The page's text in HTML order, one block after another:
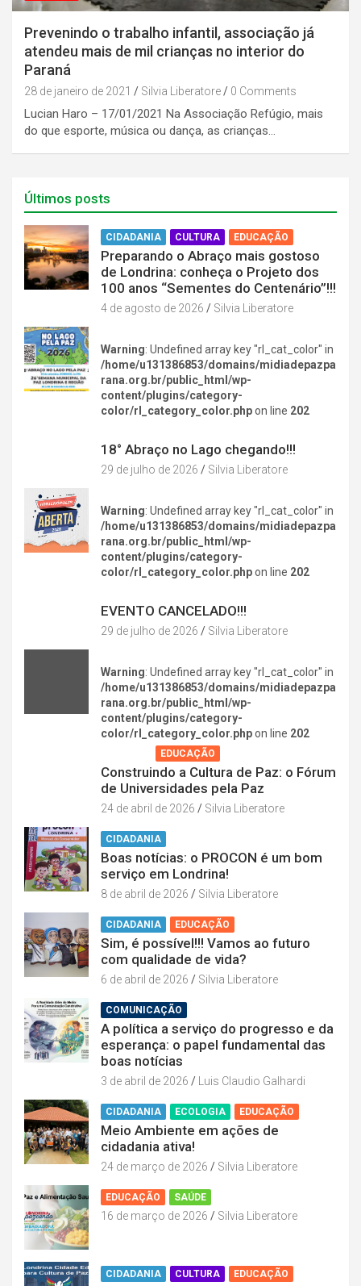
Prevenindo o trabalho infantil, associação já
atendeu mais de mil crianças no interior do
Paraná
28 de janeiro de 2021 Silvia Liberatore 0 Comments
Lucian Haro – 17/01/2021 Na Associação Refúgio, mais
do que esporte, música ou dança, as crianças…
Últimos posts
CIDADANIA CULTURA EDUCAÇÃO
Preparando o Abraço mais gostoso
de Londrina: conheça o Projeto dos
100 anos “Sementes do Centenário”!!!
4 de agosto de 2026 Silvia Liberatore
Warning: Undefined array key "rl_cat_color" in
/home/u131386853/domains/midiadepazpa
rana.org.br/public_html/wp-
content/plugins/category-
color/rl_category_color.phpon line 202
18° Abraço no Lago chegando!!!
29 de julho de 2026 Silvia Liberatore
Warning: Undefined array key "rl_cat_color" in
/home/u131386853/domains/midiadepazpa
rana.org.br/public_html/wp-
content/plugins/category-
color/rl_category_color.phpon line 202
EVENTO CANCELADO!!!
29 de julho de 2026 Silvia Liberatore
Warning: Undefined array key "rl_cat_color" in
/home/u131386853/domains/midiadepazpa
rana.org.br/public_html/wp-
content/plugins/category-
color/rl_category_color.phpon line 202
EDUCAÇÃO
Construindo a Cultura de Paz: o Fórum
de Universidades pela Paz
24 de abril de 2026 Silvia Liberatore
CIDADANIA
Boas notícias: o PROCON é um bom
serviço em Londrina!
8 de abril de 2026 Silvia Liberatore
CIDADANIA EDUCAÇÃO
Sim, é possível!!! Vamos ao futuro
com qualidade de vida?
6 de abril de 2026 Silvia Liberatore
COMUNICAÇÃO
A política a serviço do progresso e da
esperança: o papel fundamental das
boas notícias
3 de abril de 2026 Luis Claudio Galhardi
CIDADANIA ECOLOGIA EDUCAÇÃO
Meio Ambiente em ações de
cidadania ativa!
24 de março de 2026 Silvia Liberatore
EDUCAÇÃO SAÚDE
16 de março de 2026 Silvia Liberatore
CIDADANIA CULTURA EDUCAÇÃO